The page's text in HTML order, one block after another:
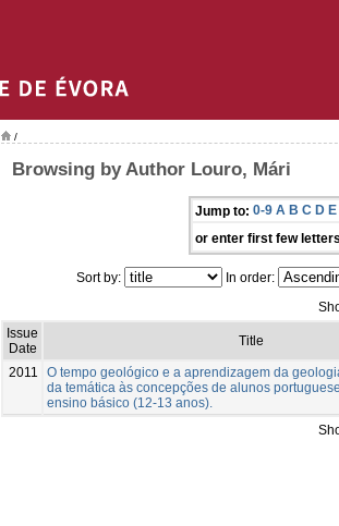
/
Browsing by Author Louro, Mári
Jump to: 0-9 A B C D E
or enter first few
Sort by: In order:
Issue
Date
Title
2011
O tempo geológico e a aprendizagem da
da temática às concepções de alunos
ensino básico (12-13 anos).